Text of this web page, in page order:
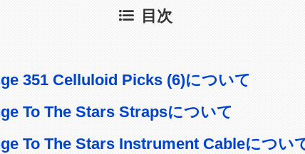
目次
351 Celluloid Picks (6)について
To The Stars Strapsについて
To The Stars Instrument Cableについ